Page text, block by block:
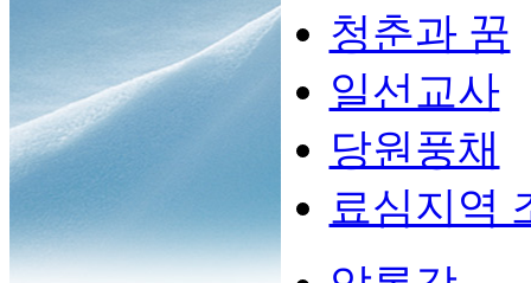
청춘과 꿈
일선교사
당원풍채
료심지역